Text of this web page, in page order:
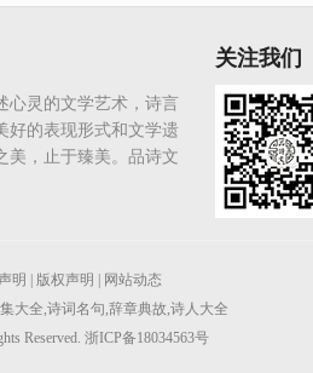
心灵的文学艺术，诗言
好的表现形式和文学遗
美，止于臻美。品诗文
关注我们
明 版权声明
网站动态
大全,诗词名句,辞章典故,诗人大全
Reserved. 浙ICP备18034563号